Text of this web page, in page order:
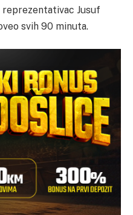
reprezentativac Jusuf
svih 90 minuta.